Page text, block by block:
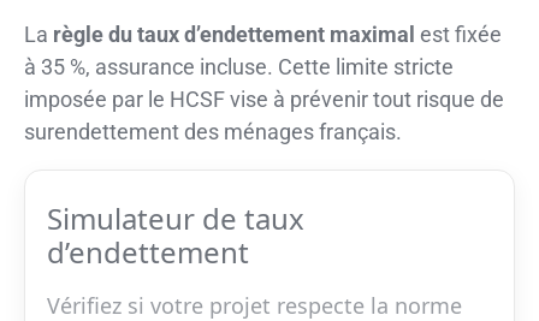
La règle du taux d’endettement maximal est fixée
à 35 %, assurance incluse. Cette limite stricte
imposée par le HCSF vise à prévenir tout risque de
surendettement des ménages français.
Simulateur de taux
d’endettement
Vérifiez si votre projet respecte la norme